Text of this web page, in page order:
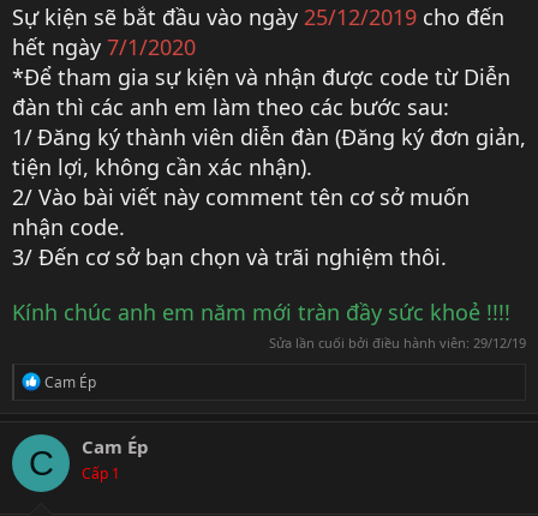
Sự kiện sẽ bắt đầu vào ngày 25/12/2019 cho đến
hết ngày 7/1/2020
*Để tham gia sự kiện và nhận được code từ Diễn
đàn thì các anh em làm theo các bước sau:
1/Đăng ký thành viên diễn đàn (Đăng ký đơn giản,
tiện lợi, không cần xác nhận).
2/ Vào bài viết này comment tên cơ sở muốn
nhận code.
3/ Đến cơ sở bạn chọn và trãi nghiệm thôi.
Kính chúc anh em năm mới tràn đầy sức khoẻ !!!!
Sửa lần cuối bởi điều hành viên: 29/12/19
R
c
t
i
o
Cam Ép
C Cam Ép
Cấp 1